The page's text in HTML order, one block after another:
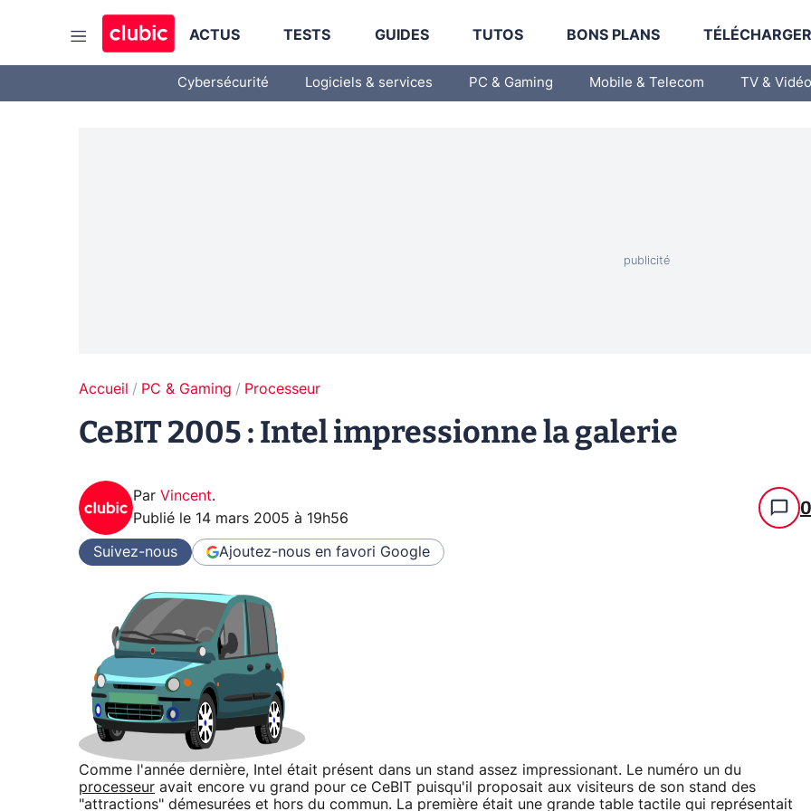
ACTUS TESTS GUIDES TUTOS BONS PLANS
Cybersécurité Logiciels & services PC & Gaming Mobile & Telecom TV & Vidéo
Accueil PC & Gaming Processeur
CeBIT 2005 : Intel impressionne la galerie
Par Vincent.
Publié le 14 mars 2005 à 19h56 0
Suivez-nous Ajoutez-nous en favori Google
Comme l'année dernière, Intel était présent dans un stand assez impressionant. Le numéro un du
processeur avait encore vu grand pour ce CeBIT puisqu'il proposait aux visiteurs de son stand des
"attractions" démesurées et hors du commun. La première était une grande table tactile qui représentait